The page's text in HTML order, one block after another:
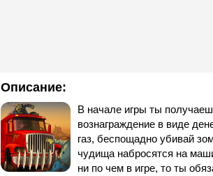
Описание:
В начале игры ты
вознаграждение в виде
газ, беспощадно убивай
чудища набросятся на
ни по чем в игре, то ты